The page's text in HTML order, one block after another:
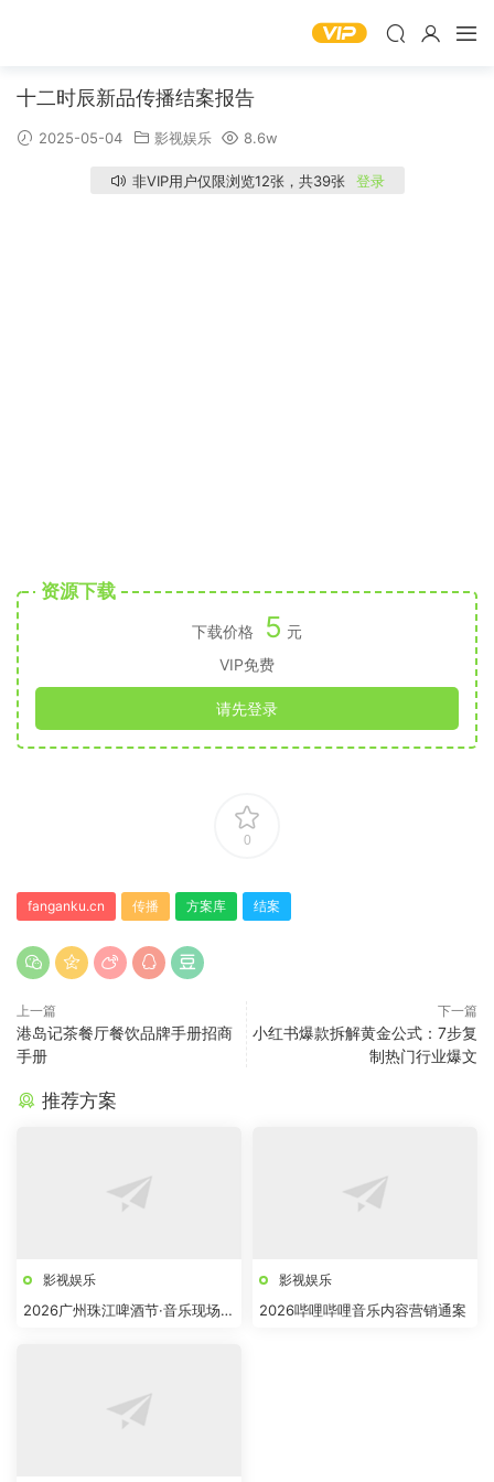
十二时辰新品传播结案报告
2025-05-04 影视娱乐 8.6w
非VIP用户仅限浏览12张，共39张 登录
资源下载
下载价格 5 元
VIP免费
请先登录
0
fanganku.cn 传播 方案库 结案
上一篇
港岛记茶餐厅餐饮品牌手册招商
手册
下一篇
小红书爆款拆解黄金公式：7步复
制热门行业爆文
推荐方案
影视娱乐
2026广州珠江啤酒节·音乐现场招
影视娱乐
2026哔哩哔哩音乐内容营销通案